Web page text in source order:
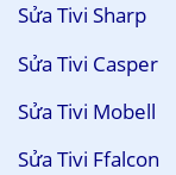
Sửa Tivi Sharp
Sửa Tivi Casper
Sửa Tivi Mobell
Sửa Tivi Ffalcon